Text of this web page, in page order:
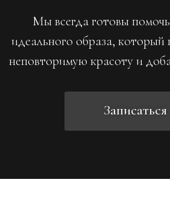
Мы всегда готовы
идеального образа, который
неповторимую красоту и
Записаться